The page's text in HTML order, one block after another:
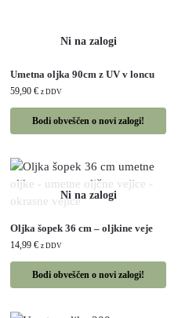
Umetna oljka 90cm z UV v loncu
59,90 € z DDV
Bodi obveščen o novi zalogi!
Oljka šopek 36 cm – oljkine veje
14,99 € z DDV
Bodi obveščen o novi zalogi!